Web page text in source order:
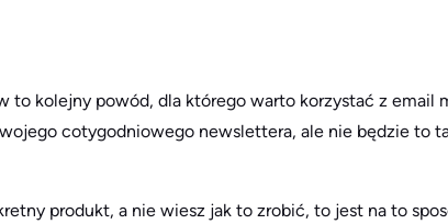
to kolejny powód, dla którego warto korzystać z email
cotygodniowego newslettera, ale nie będzie to
produkt, a nie wiesz jak to zrobić, to jest na to